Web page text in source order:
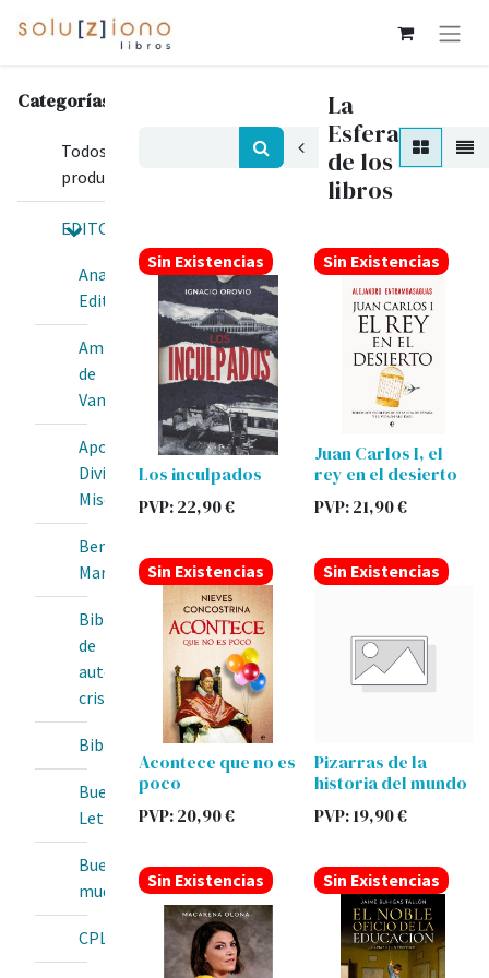
Categorías
Todos los
productos
EDITORIALES
Anawim
Editorial
Amis
de
Van
Apostolado
Divina
Misericordia
Bendita
María
Biblioteca
de
autores
cristianos
BibliotecaOnline
Buenas
Letras
Buey
mudo
CPL
La
Esfera
de los
libros
Sin Existencias
Los inculpados
PVP:22,90€
Sin Existencias
Juan Carlos I, el
rey en el desierto
PVP:21,90€
Sin Existencias
Acontece que no es
poco
PVP:20,90€
Sin Existencias
Pizarras de la
historia del mundo
PVP:19,90€
Sin Existencias Sin Existencias